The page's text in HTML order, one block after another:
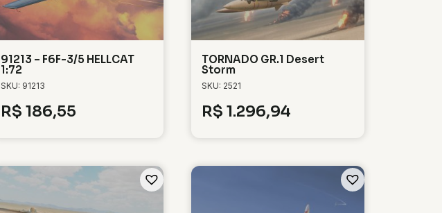
91213 – F6F-3/5 HELLCAT
1:72
SKU: 91213
R$ 186,55
TORNADO GR.1 Desert
Storm
SKU: 2521
R$ 1.296,94